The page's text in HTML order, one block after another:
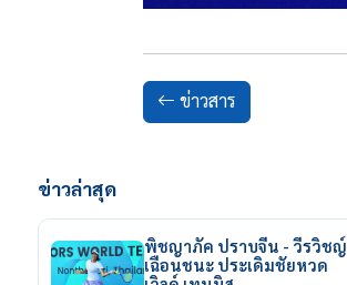
ข่าวสาร
ข่าวล่าสุด
พิชญาภัค ปราบจีน - วีรวิชญ์
เฉือนชนะ ประเดิมชัยหวด